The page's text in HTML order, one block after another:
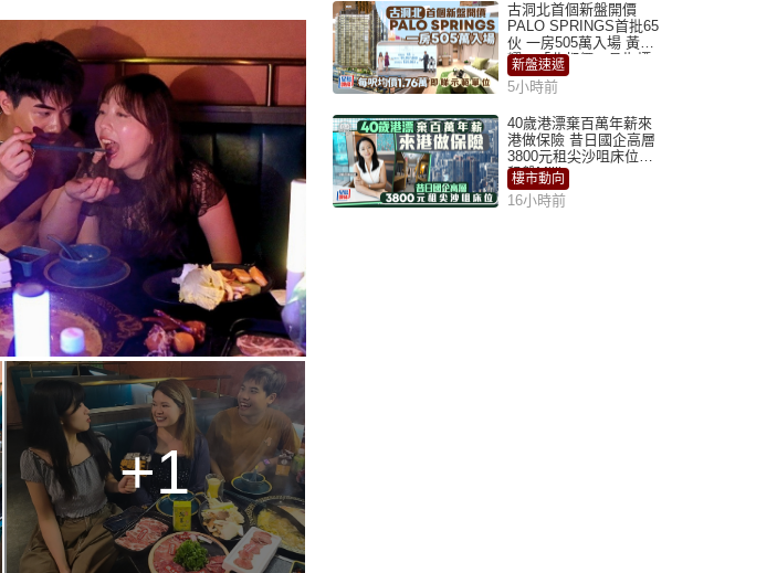
+1
古洞北首個新盤開價
PALO SPRINGS首批65
伙 一房505萬入場 黃光
耀：「北都價」具指標
作用
新盤速遞
5小時前
40歲港漂棄百萬年薪來
港做保險 昔日國企高層
3800元租尖沙咀床位｜
租盤Million
樓市動向
16小時前